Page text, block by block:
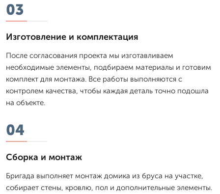
03
Изготовление и комплектация
После согласования проекта мы изготавливаем
необходимые элементы, подбираем материалы и готовим
комплект для монтажа. Все работы выполняются с
контролем качества, чтобы каждая деталь точно подошла
на объекте.
04
Сборка и монтаж
Бригада выполняет монтаж домика из бруса на участке,
собирает стены, кровлю, пол и дополнительные элементы.